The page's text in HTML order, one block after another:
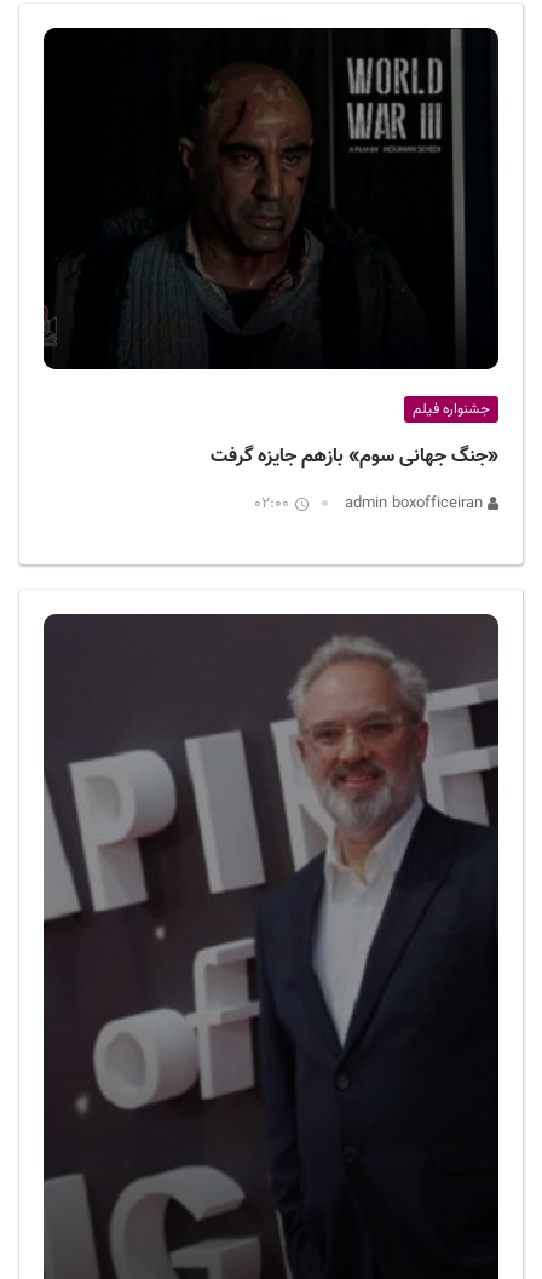
س
ا
ی
ر
جشنواره فیلم
«جنگ جهانی سوم» بازهم جایزه گرفت
02:00